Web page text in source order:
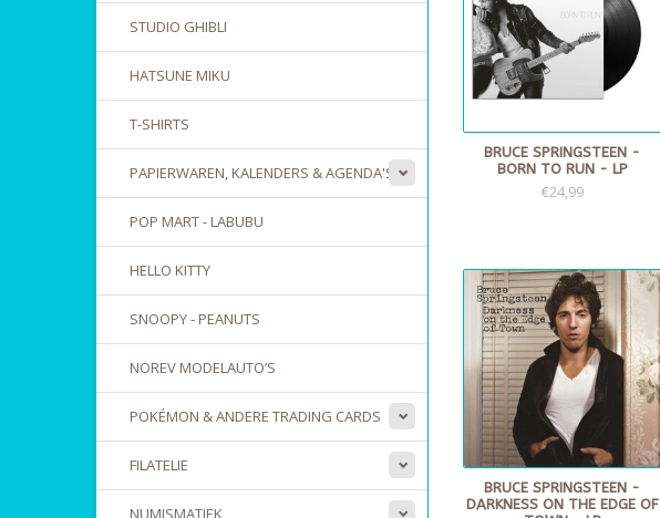
STUDIO GHIBLI
HATSUNE MIKU
T-SHIRTS
PAPIERWAREN, KALENDERS & AGENDA'S
POP MART - LABUBU
HELLO KITTY
SNOOPY - PEANUTS
NOREV MODELAUTO’S
POKÉMON & ANDERE TRADING CARDS
FILATELIE
NUMISMATIEK
BRUCE SPRINGSTEEN -
BORN TO RUN - LP
€24,99
BRUCE SPRINGSTEEN -
DARKNESS ON THE EDGE OF